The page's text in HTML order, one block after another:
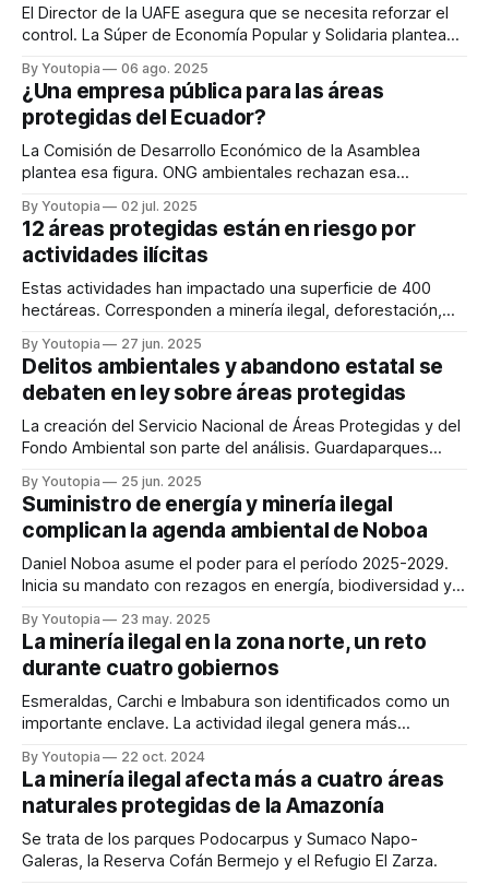
El Director de la UAFE asegura que se necesita reforzar el
control. La Súper de Economía Popular y Solidaria plantea
By Youtopia 06 ago. 2025
¿Una empresa pública para las áreas
protegidas del Ecuador?
La Comisión de Desarrollo Económico de la Asamblea
plantea esa figura. ONG ambientales rechazan esa
By Youtopia 02 jul. 2025
12 áreas protegidas están en riesgo por
actividades ilícitas
Estas actividades han impactado una superficie de 400
hectáreas. Corresponden a minería ilegal, deforestación,
By Youtopia 27 jun. 2025
Delitos ambientales y abandono estatal se
debaten en ley sobre áreas protegidas
La creación del Servicio Nacional de Áreas Protegidas y del
Fondo Ambiental son parte del análisis. Guardaparques
By Youtopia 25 jun. 2025
Suministro de energía y minería ilegal
complican la agenda ambiental de Noboa
Daniel Noboa asume el poder para el período 2025-2029.
Inicia su mandato con rezagos en energía, biodiversidad y
By Youtopia 23 may. 2025
La minería ilegal en la zona norte, un reto
durante cuatro gobiernos
Esmeraldas, Carchi e Imbabura son identificados como un
importante enclave. La actividad ilegal genera más
By Youtopia 22 oct. 2024
La minería ilegal afecta más a cuatro áreas
naturales protegidas de la Amazonía
Se trata de los parques Podocarpus y Sumaco Napo-
Galeras, la Reserva Cofán Bermejo y el Refugio El Zarza.